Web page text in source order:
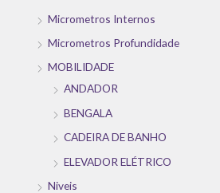
Micrometros Internos
Micrometros Profundidade
MOBILIDADE
ANDADOR
BENGALA
CADEIRA DE BANHO
ELEVADOR ELÉTRICO
Niveis